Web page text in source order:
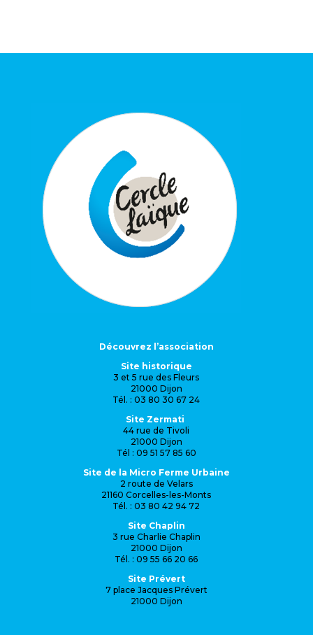
Découvrez l’association
Site historique
3 et 5 rue des Fleurs
21000 Dijon
Tél. : 03 80 30 67 24
Site Zermati
44 rue de Tivoli
21000 Dijon
Tél : 09 51 57 85 60
Site de la Micro Ferme Urbaine
2 route de Velars
21160 Corcelles-les-Monts
Tél. : 03 80 42 94 72
Site Chaplin
3 rue Charlie Chaplin
21000 Dijon
Tél. : 09 55 66 20 66
Site Prévert
7 place Jacques Prévert
21000 Dijon